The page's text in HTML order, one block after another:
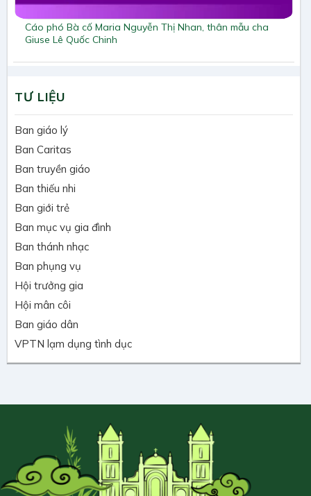
Cáo phó Bà cố Maria Nguyễn Thị Nhan, thân mẫu cha
Giuse Lê Quốc Chinh
TƯ LIỆU
Ban giáo lý
Ban Caritas
Ban truyền giáo
Ban thiếu nhi
Ban giới trẻ
Ban mục vụ gia đình
Ban thánh nhạc
Ban phụng vụ
Hội trưởng gia
Hội mân côi
Ban giáo dân
VPTN lạm dụng tình dục